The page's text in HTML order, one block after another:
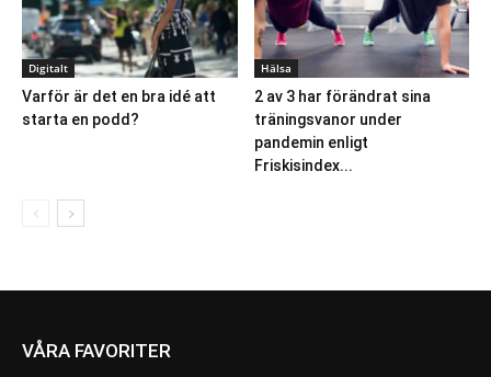
Digitalt
Varför är det en bra idé att
starta en podd?
Hälsa
2 av 3 har förändrat sina
träningsvanor under
pandemin enligt
Friskisindex...
VÅRA FAVORITER